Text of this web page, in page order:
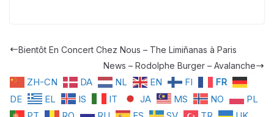
Bientôt En Concert Chez Nous – The Limiñanas à Paris
News – Rodolphe Burger – Avalanche
ZH-CN DA NL EN FI
FR
DE
EL IS IT JA MS NO
PL